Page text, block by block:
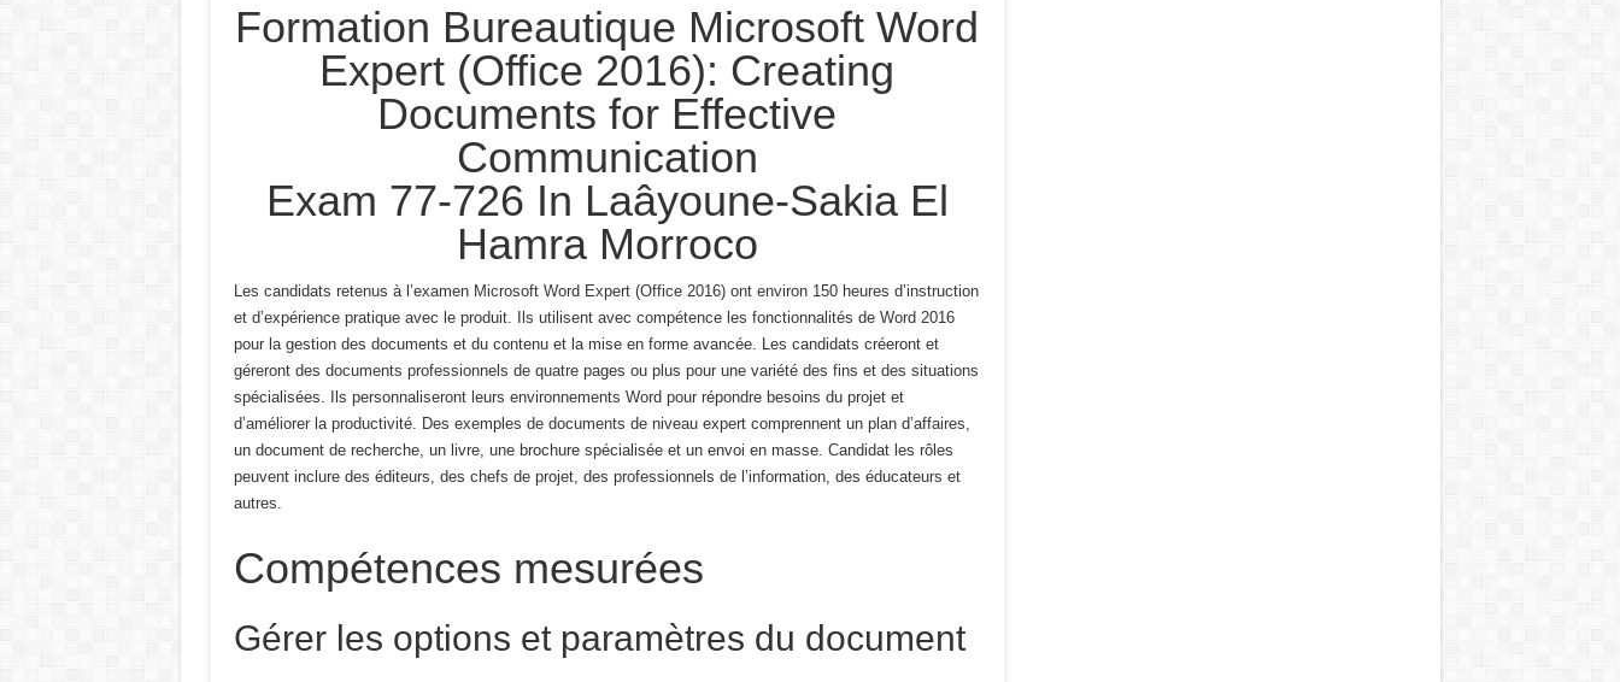
Formation Bureautique Microsoft Word
Expert (Office 2016): Creating
Documents for Effective
Communication
Exam 77-726 In Laâyoune-Sakia El
Hamra Morroco
Les candidats retenus à l’examen Microsoft Word Expert (Office 2016) ont environ 150 heures d’instruction
et d’expérience pratique avec le produit. Ils utilisent avec compétence les fonctionnalités de Word 2016
pour la gestion des documents et du contenu et la mise en forme avancée. Les candidats créeront et
géreront des documents professionnels de quatre pages ou plus pour une variété des fins et des situations
spécialisées.
Ils personnaliseront leurs environnements Word pour répondre besoins du projet et
d’améliorer la productivité. Des exemples de documents de niveau expert comprennent un plan d’affaires,
un document de recherche, un livre, une brochure spécialisée et un envoi en masse. Candidat les rôles
peuvent inclure des éditeurs, des chefs de projet, des professionnels de l’information, des éducateurs et
autres.
Compétences mesurées
Gérer les options et paramètres du document